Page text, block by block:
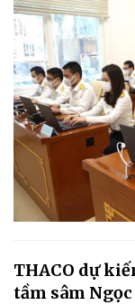
THACO dự
tầm sâm